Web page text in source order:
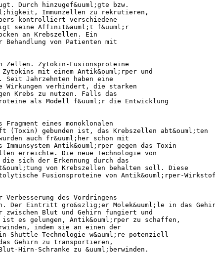
Durch hinzugef&uuml;gte bzw.
Immunzellen zu rekrutieren,
kontrolliert verschiedene
seine Affinit&auml;t f&uuml;r
an Krebszellen. Ein
von Patienten mit
Zellen. Zytokin-Fusionsproteine
mit einem Antik&ouml;rper und
Jahrzehnten haben eine
verhindert, die starken
Krebs zu nutzen. Falls das
als Modell f&uuml;r die Entwicklung
eines monoklonalen
gebunden ist, das Krebszellen abt&ouml;ten
auch fr&uuml;her schon mit
Antik&ouml;rper gegen das Toxin
erreichte. Die neue Technologie von
sich der Erkennung durch das
von Krebszellen behalten soll. Diese
Fusionsproteine von Antik&ouml;rper-
des Vordringens
Der Eintritt gro&szlig;er Molek&uuml;le in das
zwischen Blut und Gehirn fungiert und
es gelungen, Antik&ouml;rper zu schaffen,
indem sie an einen der
Shuttle-Technologie w&auml;re potenziell
Gehirn zu transportieren,
Hirn-Schranke zu &uuml;berwinden.